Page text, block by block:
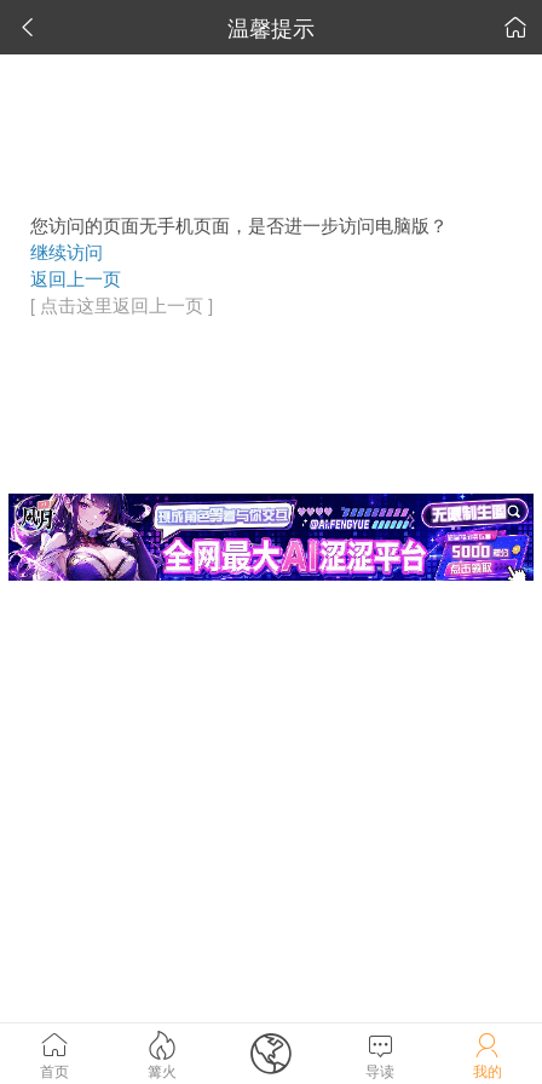
 温馨提示 
您访问的页面无手机页面，是否进一步访问电脑版？
继续访问
返回上一页
[ 点击这里返回上一页 ]

首页

篝火  
导读

我的